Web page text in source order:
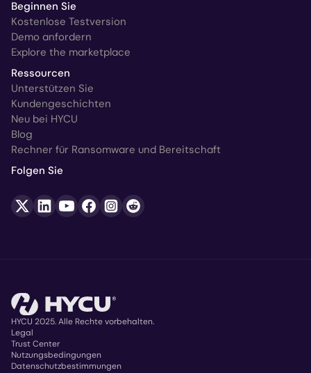
Beginnen Sie
Kostenlose Testversion
Demo anfordern
Explore the marketplace
Ressourcen
Unterstützen Sie
Kundengeschichten
Neu bei HYCU
Blog
Rechner für Ransomware und Bereitschaft
Folgen Sie
Copyright
HYCU 2025. Alle Rechte vorbehalten.
Legal
Trust Center
Nutzungsbedingungen
Datenschutzbestimmungen